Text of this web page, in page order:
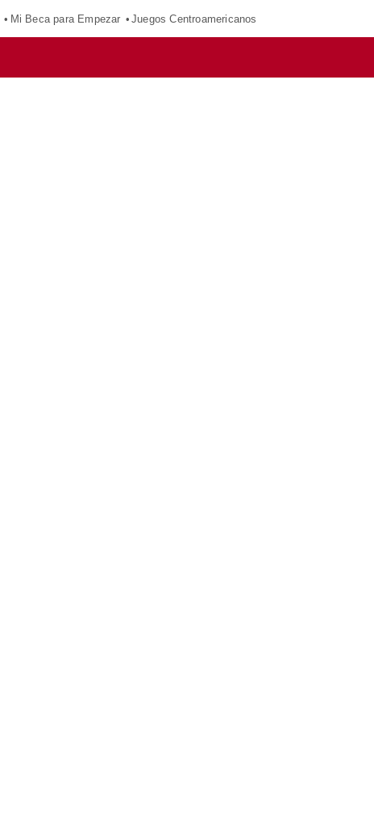
Mi Beca para Empezar Juegos Centroamericanos